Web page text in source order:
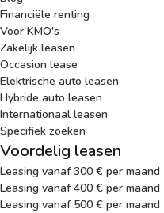
Financiële renting
Voor KMO's
Zakelijk leasen
Occasion lease
Elektrische auto leasen
Hybride auto leasen
Internationaal leasen
Specifiek zoeken
Voordelig leasen
Leasing vanaf 300 € per maand
Leasing vanaf 400 € per maand
Leasing vanaf 500 € per maand